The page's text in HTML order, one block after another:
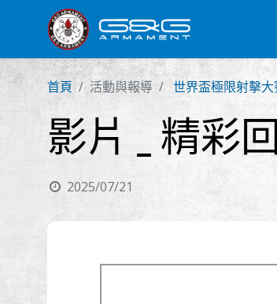
首頁 活動與報導 世界盃極限射擊
影片 _ 精彩
2025/07/21